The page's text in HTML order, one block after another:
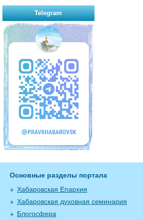
Telegram
Основные разделы портала
Хабаровская Епархия
Хабаровская духовная семинария
Блогосфера